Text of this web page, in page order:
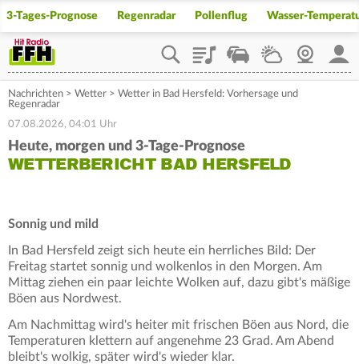
3-Tages-Prognose Regenradar Pollenflug Wasser-
PlaylistStaupilotWetterWebcam
Nachrichten > Wetter > Wetter in Bad Hersfeld: Vorhersage und
Regenradar
07.08.2026, 04:01 Uhr
Heute, morgen und 3-Tage-Prognose
WETTERBERICHT BAD HERSFELD
Sonnig und mild
In Bad Hersfeld zeigt sich heute ein herrliches Bild: Der
Freitag startet sonnig und wolkenlos in den Morgen. Am
Mittag ziehen ein paar leichte Wolken auf, dazu gibt's mäßige
Böen aus Nordwest.
Am Nachmittag wird's heiter mit frischen Böen aus Nord, die
Temperaturen klettern auf angenehme 23 Grad. Am Abend
bleibt's wolkig, später wird's wieder klar.